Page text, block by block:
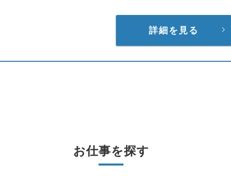
詳細を見る
お仕事を探す